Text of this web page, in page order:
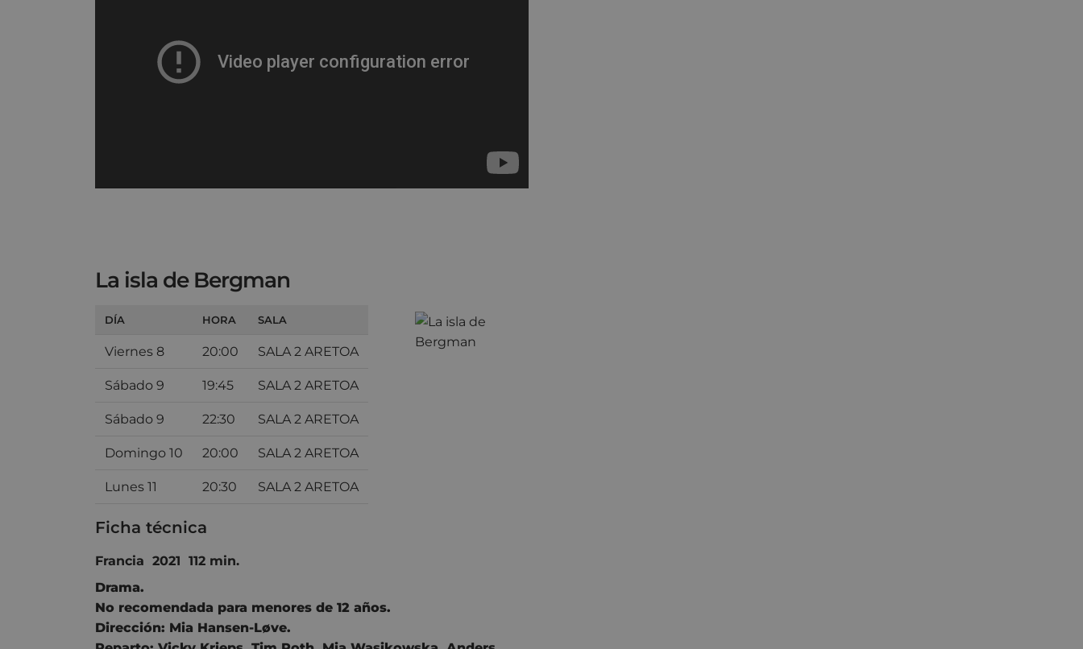
La isla de Bergman
DÍA HORA SALA
Viernes 8 20:00 SALA 2 ARETOA
Sábado 9 19:45 SALA 2 ARETOA
Sábado 9 22:30 SALA 2 ARETOA
Domingo 10 20:00 SALA 2 ARETOA
Lunes 11 20:30 SALA 2 ARETOA
Ficha técnica
Francia 2021 112 min.
Drama.
No recomendada para menores de 12 años.
Dirección: Mia Hansen-Løve.